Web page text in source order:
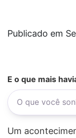
Publicado em
E o que mais
Um